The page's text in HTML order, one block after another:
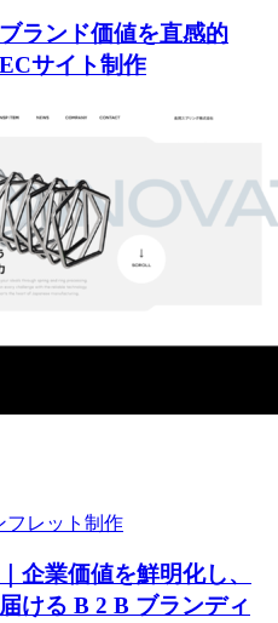
ランド価値を直感的
サイト制作
フレット制作
企業価値を鮮明化し、
ける B 2 B ブランディ